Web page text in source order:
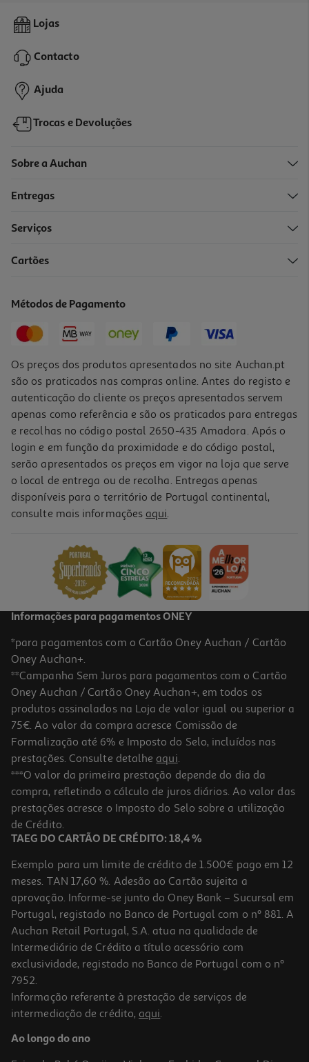
Caneca Stitch 3d
19,99 €
Garrafa Térmica Ac/dc
12,99 €
Garrafa Térmica Stranger Things
19.99 €/un
19,99 €
Garrafa De Água Mario Big Up
22.99 €/un
Lojas
Contacto
Ajuda
Trocas e Devoluções
Sobre a Auchan
Entregas
Serviços
Cartões
Métodos de Pagamento
Os preços dos produtos apresentados no site Auchan.pt
são os praticados nas compras online. Antes do registo e
autenticação do cliente os preços apresentados servem
apenas como referência e são os praticados para entregas
e recolhas no código postal 2650-435 Amadora. Após o
login e em função da proximidade e do código postal,
serão apresentados os preços em vigor na loja que serve
o local de entrega ou de recolha. Entregas apenas
disponíveis para o território de Portugal continental,
consulte mais informações aqui.
Informações para pagamentos ONEY
*para pagamentos com o Cartão Oney Auchan / Cartão
Oney Auchan+.
**Campanha Sem Juros para pagamentos com o Cartão
Oney Auchan / Cartão Oney Auchan+, em todos os
produtos assinalados na Loja de valor igual ou superior a
75€. Ao valor da compra acresce Comissão de
Formalização até 6% e Imposto do Selo, incluídos nas
prestações. Consulte detalhe aqui.
***O valor da primeira prestação depende do dia da
compra, refletindo o cálculo de juros diários. Ao valor das
prestações acresce o Imposto do Selo sobre a utilização
de Crédito.
TAEG DO CARTÃO DE CRÉDITO: 18,4 %
Exemplo para um limite de crédito de 1.500€ pago em 12
meses. TAN 17,60 %. Adesão ao Cartão sujeita a
aprovação. Informe-se junto do Oney Bank – Sucursal em
Portugal, registado no Banco de Portugal com o nº 881. A
Auchan Retail Portugal, S.A. atua na qualidade de
Intermediário de Crédito a título acessório com
exclusividade, registado no Banco de Portugal com o nº
7952.
Informação referente à prestação de serviços de
intermediação de crédito, aqui.
Ao longo do ano